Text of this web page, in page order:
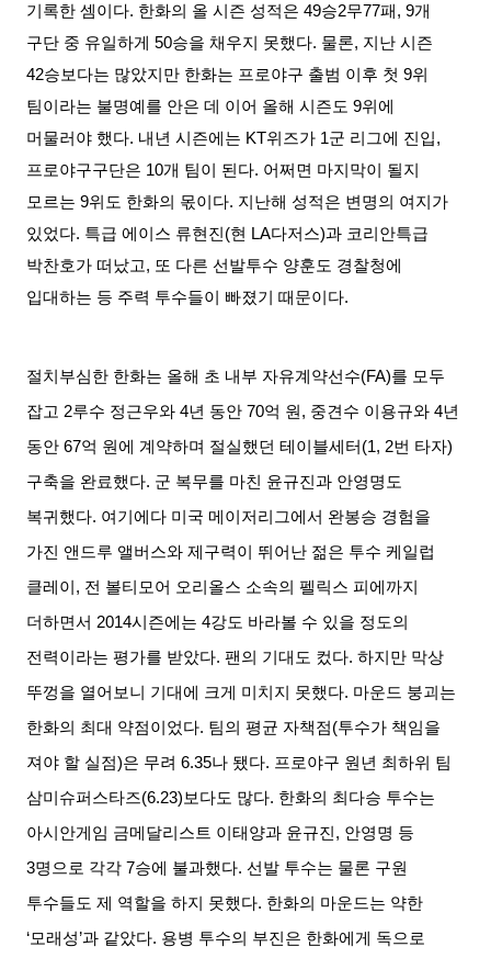
기록한 셈이다. 한화의 올 시즌 성적은 49승2무77패 , 9개
구단 중 유일하게 50승을 채우지 못했다. 물론, 지난 시즌
42승보다는 많았지만 한화는 프로야구 출범 이후 첫 9위
팀이라는 불명예를 안은 데 이어 올해 시즌도 9위에
머물러야 했다. 내년 시즌에는 KT위즈가 1군 리그에 진입,
프로야구구단은 10개 팀이 된다. 어쩌면 마지막이 될지
모르는 9위도 한화의 몫이다. 지난해 성적은 변명의 여지가
있었다. 특급 에이스 류현진 (현 LA다저스)과 코리안특급
박찬호가 떠났고, 또 다른 선발투수 양훈도 경찰청에
입대하는 등 주력 투수들이 빠졌기 때문이다.
절치부심한 한화는 올해 초 내부 자유계약선수(FA)를 모두
잡고 2루수 정근우와 4년 동안 70억 원, 중견수 이용규와 4년
동안 67억 원에 계약하며 절실했던 테이블세터 (1, 2번 타자)
구축을 완료했다. 군 복무를 마친 윤규진과 안영명도
복귀했다. 여기에다 미국 메이저리그에서 완봉승 경험을
가진 앤드루 앨버스와 제구력이 뛰어난 젊은 투수 케일럽
클레이 , 전 볼티모어 오리올스 소속의 펠릭스 피에까지
더하면서 2014시즌에는 4강도 바라볼 수 있을 정도의
전력이라는 평가를 받았다.팬의 기대도 컸다.하지만 막상
뚜껑을 열어보니 기대에 크게 미치지 못했다. 마운드 붕괴는
한화의 최대 약점이었다. 팀의 평균 자책점(투수가 책임을
져야 할 실점)은 무려 6.35나 됐다. 프로야구 원년 최하위 팀
삼미슈퍼스타즈(6.23)보다도 많다. 한화의 최다승 투수는
아시안게임 금메달리스트 이태양과 윤규진, 안영명 등
3명으로 각각 7승에 불과했다.선발 투수는 물론 구원
투수들도 제 역할을 하지 못했다. 한화의 마운드는 약한
‘모래성’과 같았다. 용병 투수의 부진은 한화에게 독으로